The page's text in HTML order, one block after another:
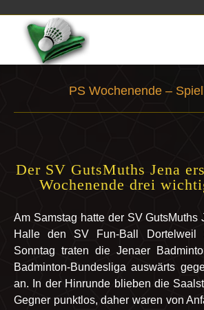
PS Wochenende –
Der SV GutsMuths Jena
Wochenende drei
Am Samstag hatte der SV GutsMuths
Halle den SV Fun-Ball
Sonntag traten die Jenaer
Badminton-Bundesliga auswärts
an. In der Hinrunde blieben die
Gegner punktlos, daher waren von